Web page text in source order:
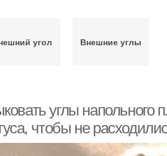
угол Внешние углы
углы напольного
чтобы не